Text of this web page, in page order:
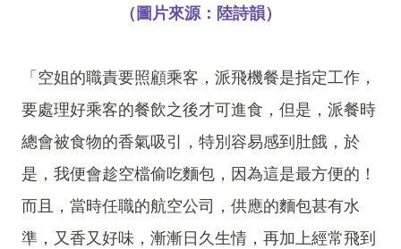
（圖片來源：陸詩韻）
「空姐的職責要照顧乘客，派飛機餐是指定工作，
要處理好乘客的餐飲之後才可進食，但是，派餐時
總會被食物的香氣吸引，特別容易感到肚餓，於
是，我便會趁空檔偷吃麵包，因為這是最方便的！
而且，當時任職的航空公司，供應的麵包甚有水
準，又香又好味，漸漸日久生情，再加上經常飛到